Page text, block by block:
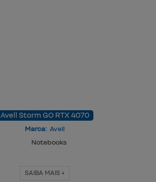
Avell Storm GO RTX 4070
Marca: Avell
Notebooks
SAIBA MAIS +